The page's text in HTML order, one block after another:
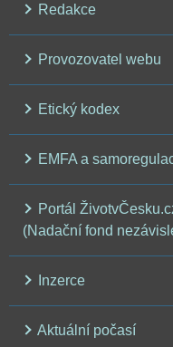
Redakce
Provozovatel webu
Etický kodex
EMFA a
Portál
(Nadační fond
Inzerce
Aktuální počasí